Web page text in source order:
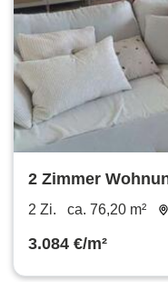
2 Zimmer
2 Zi. ca. 76,20 m²
3.084 €/m²